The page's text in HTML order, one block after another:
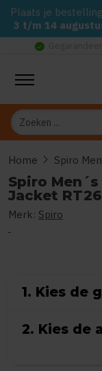
Plaats je
3 t/m 14
Gegarandeerd
Zoeken
Home chevron_right Spiro
Spiro
Jacket
Merk: Spiro
1. Kies de
2. Kies de